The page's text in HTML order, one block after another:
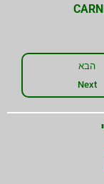
הבא
Next